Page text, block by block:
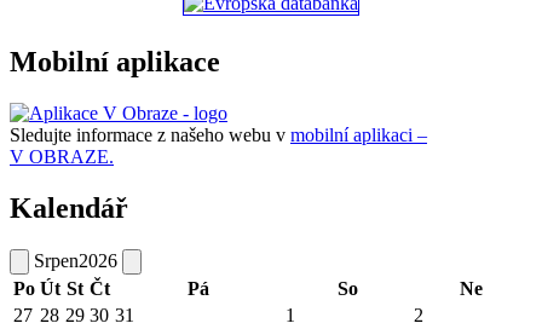
Mobilní aplikace
Sledujte informace z našeho webu v mobilní aplikaci –
V OBRAZE.
Kalendář
Srpen2026
Po Út St Čt Pá So
Ne
27 28 29 30 31 1 2